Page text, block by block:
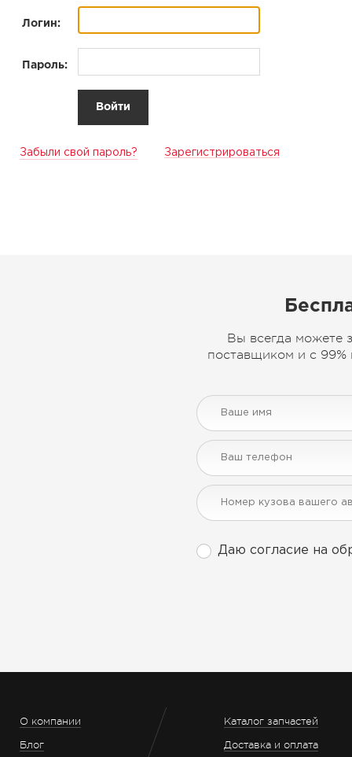
Логин:
Пароль:
Забыли свой пароль? Зарегистрироваться
Вы всегда можете
поставщиком и с 99%
Даю согласие на
О компании
Блог
Каталог запчастей
Доставка и оплата